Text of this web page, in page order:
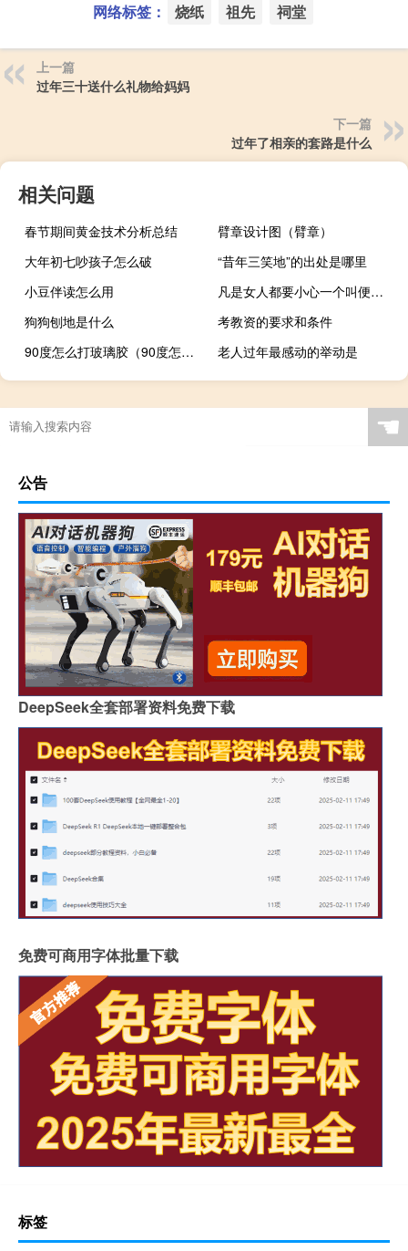
网络标签： 烧纸 祖先 祠堂
上一篇
过年三十送什么礼物给妈妈
下一篇
过年了相亲的套路是什么
相关问题
春节期间黄金技术分析总结
臂章设计图（臂章）
大年初七吵孩子怎么破
“昔年三笑地”的出处是哪里
小豆伴读怎么用
凡是女人都要小心一个叫便太的男人什么梗？凡是女人都要小心一个叫便太的男人是什么意思什么梗
狗狗刨地是什么
考教资的要求和条件
90度怎么打玻璃胶（90度怎么打符号）
老人过年最感动的举动是
☚
公告
DeepSeek全套部署资料免费下载
免费可商用字体批量下载
标签